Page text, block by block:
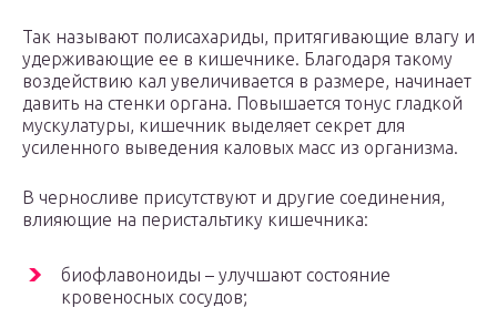
Так называют полисахариды, притягивающие влагу и
удерживающие ее в кишечнике. Благодаря такому
воздействию кал увеличивается в размере, начинает
давить на стенки органа. Повышается тонус гладкой
мускулатуры, кишечник выделяет секрет для
усиленного выведения каловых масс из организма.
В черносливе присутствуют и другие соединения,
влияющие на перистальтику кишечника:
биофлавоноиды – улучшают состояние
кровеносных сосудов;